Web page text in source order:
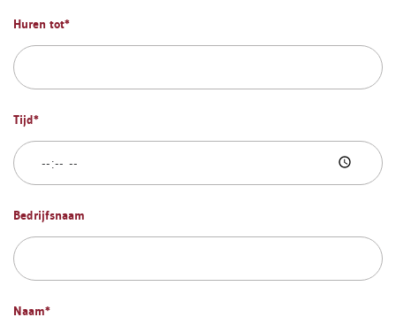
Huren tot*
Tijd*
Bedrijfsnaam
Naam*